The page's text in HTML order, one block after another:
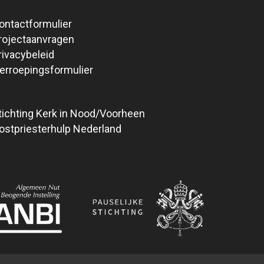
Kerk in Nood/Voorheen
Nederland